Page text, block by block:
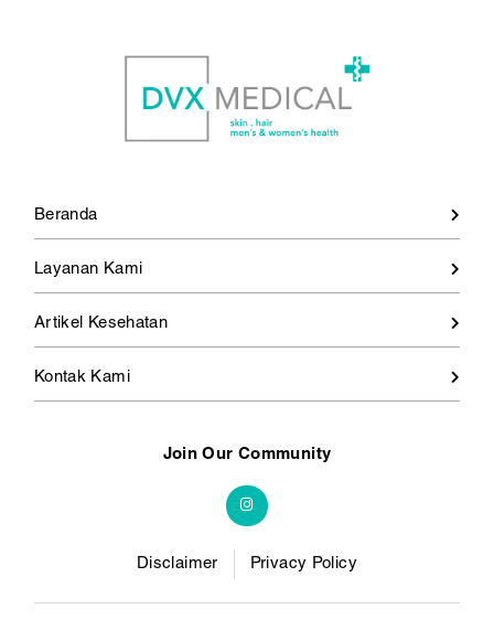
Beranda
Layanan Kami
Artikel Kesehatan
Kontak Kami
Join Our Community
Disclaimer Privacy Policy